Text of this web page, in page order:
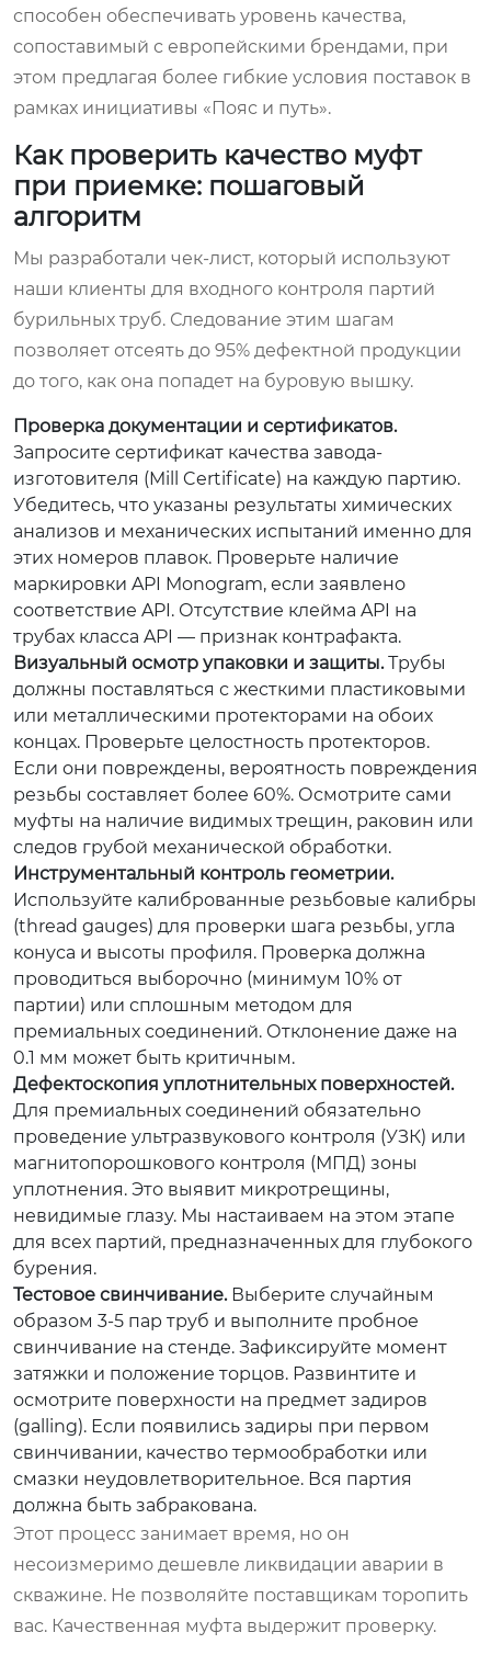
способен обеспечивать уровень качества,
сопоставимый с европейскими брендами, при
этом предлагая более гибкие условия поставок в
рамках инициативы «Пояс и путь».
Как проверить качество муфт
при приемке: пошаговый
алгоритм
Мы разработали чек-лист, который используют
наши клиенты для входного контроля партий
бурильных труб. Следование этим шагам
позволяет отсеять до 95% дефектной продукции
до того, как она попадет на буровую вышку.
Проверка документации и сертификатов.
Запросите сертификат качества завода-
изготовителя (Mill Certificate) на каждую партию.
Убедитесь, что указаны результаты химических
анализов и механических испытаний именно для
этих номеров плавок. Проверьте наличие
маркировки API Monogram, если заявлено
соответствие API. Отсутствие клейма API на
трубах класса API — признак контрафакта.
Визуальный осмотр упаковки и защиты.Трубы
должны поставляться с жесткими пластиковыми
или металлическими протекторами на обоих
концах. Проверьте целостность протекторов.
Если они повреждены, вероятность повреждения
резьбы составляет более 60%. Осмотрите сами
муфты на наличие видимых трещин, раковин или
следов грубой механической обработки.
Инструментальный контроль геометрии.
Используйте калиброванные резьбовые калибры
(thread gauges) для проверки шага резьбы, угла
конуса и высоты профиля. Проверка должна
проводиться выборочно (минимум 10% от
партии) или сплошным методом для
премиальных соединений. Отклонение даже на
0.1 мм может быть критичным.
Дефектоскопия уплотнительных поверхностей.
Для премиальных соединений обязательно
проведение ультразвукового контроля (УЗК) или
магнитопорошкового контроля (МПД) зоны
уплотнения. Это выявит микротрещины,
невидимые глазу. Мы настаиваем на этом этапе
для всех партий, предназначенных для глубокого
бурения.
Тестовое свинчивание.Выберите случайным
образом 3-5 пар труб и выполните пробное
свинчивание на стенде. Зафиксируйте момент
затяжки и положение торцов. Развинтите и
осмотрите поверхности на предмет задиров
(galling). Если появились задиры при первом
свинчивании, качество термообработки или
смазки неудовлетворительное. Вся партия
должна быть забракована.
Этот процесс занимает время, но он
несоизмеримо дешевле ликвидации аварии в
скважине. Не позволяйте поставщикам торопить
вас. Качественная муфта выдержит проверку.